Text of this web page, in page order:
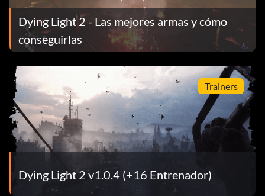
Dying Light 2 - Las mejores armas y cómo
conseguirlas
Trainers
Dying Light 2 v1.0.4 (+16 Entrenador)